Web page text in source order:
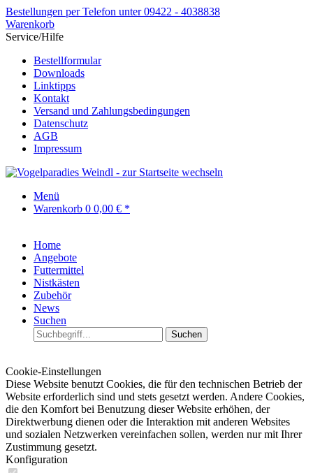
Bestellungen per Telefon unter 09422 - 4038838
Warenkorb
Service/Hilfe
Bestellformular
Downloads
Linktipps
Kontakt
Versand und Zahlungsbedingungen
Datenschutz
AGB
Impressum
Menü
Warenkorb 0 0,00 € *
Home
Angebote
Futtermittel
Nistkästen
Zubehör
News
Suchen
Suchen
Cookie-Einstellungen
Diese Website benutzt Cookies, die für den technischen Betrieb der
Website erforderlich sind und stets gesetzt werden. Andere Cookies,
die den Komfort bei Benutzung dieser Website erhöhen, der
Direktwerbung dienen oder die Interaktion mit anderen Websites
und sozialen Netzwerken vereinfachen sollen, werden nur mit Ihrer
Zustimmung gesetzt.
Konfiguration